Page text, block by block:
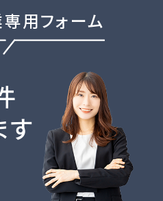
用フォーム
す